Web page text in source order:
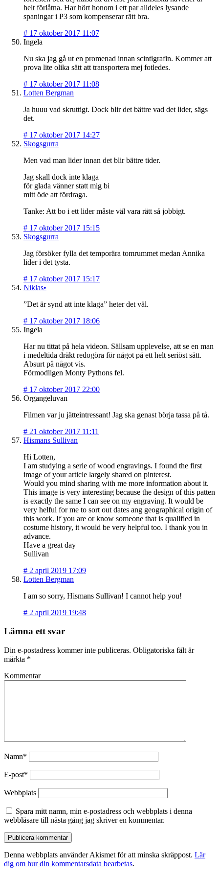
helt förlåtna. Har hört honom i ett par alldeles lysande
spaningar i P3 som kompenserar rätt bra.
# 17 oktober 2017 11:07
Ingela
Nu ska jag gå ut en promenad innan scintigrafin. Kommer att
prova lite olika sätt att transportera mej fotledes.
# 17 oktober 2017 11:08
Lotten Bergman
Ja huuu vad skruttigt. Dock blir det bättre vad det lider, sägs
det.
# 17 oktober 2017 14:27
Skogsgurra
Men vad man lider innan det blir bättre tider.
Jag skall dock inte klaga
för glada vänner statt mig bi
mitt öde att fördraga.
Tanke: Att bo i ett lider måste väl vara rätt så jobbigt.
# 17 oktober 2017 15:15
Skogsgurra
Jag försöker fylla det temporära tomrummet medan Annika
lider i det tysta.
# 17 oktober 2017 15:17
Niklas•
”Det är synd att inte klaga” heter det väl.
# 17 oktober 2017 18:06
Ingela
Har nu tittat på hela videon. Sällsam upplevelse, att se en man
i medeltida dräkt redogöra för något på ett helt seriöst sätt.
Absurt på något vis.
Förmodligen Monty Pythons fel.
# 17 oktober 2017 22:00
Organgeluvan
Filmen var ju jätteintressant! Jag ska genast börja tassa på tå.
# 21 oktober 2017 11:11
Hismans Sullivan
Hi Lotten,
I am studying a serie of wood engravings. I found the first
image of your article largely shared on pinterest.
Would you mind sharing with me more information about it.
This image is very interesting because the design of this patten
is exactly the same I can see on my engraving. It would be
very helful for me to sort out dates ang geographical origin of
this work. If you are or know someone that is qualified in
costume history, it would be very helpful too. I thank you in
advance.
Have a great day
Sullivan
# 2 april 2019 17:09
Lotten Bergman
I am so sorry, Hismans Sullivan! I cannot help you!
# 2 april 2019 19:48
Lämna ett svar
Din e-postadress kommer inte publiceras. Obligatoriska fält är
märkta *
Kommentar
Namn*
E-post*
Webbplats
Spara mitt namn, min e-postadress och webbplats i denna
webbläsare till nästa gång jag skriver en kommentar.
Denna webbplats använder Akismet för att minska skräppost. Lär
dig om hur din kommentarsdata bearbetas.